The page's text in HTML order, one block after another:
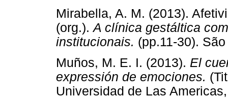
Mirabella, A. M. (2013).
(org.).A clínica gestáltica
institucionais. (pp.11-30).
Muños, M. E. I. (2013). El
expressión de emociones.
Universidad de Las